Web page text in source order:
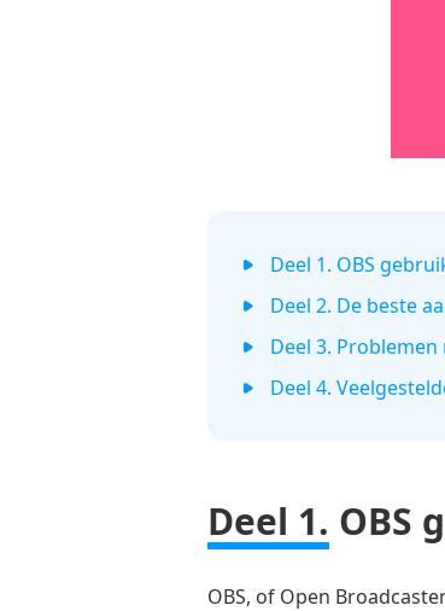
Deel 1. OBS
Deel 2. De beste
Deel 3.
Deel 4.
Deel 1. OBS
OBS, of Open